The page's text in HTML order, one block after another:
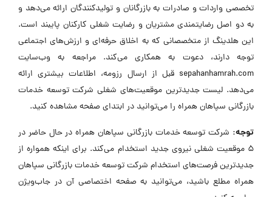
تخصصی واردات و صادرات به بازرگانان و تولیدکنندگان ارائه می‌دهد و
به دو اصل رضایتمندی مشتریان و رضایت شغلی کارکنان پایبند است.
این هلدینگ از متخصصانی که به اخلاق حرفه‌ای و ارزش‌های اجتماعی
توجه دارند، دعوت به همکاری می‌کند. مراجعه به وب‌سایت
sepahanhamrah.com قبل از ارسال رزومه، اطلاعات بیشتری ارائه
می‌دهد. لیست جدیدترین موقعیت‌های شغلی شرکت توسعه خدمات
بازرگانی سپاهان همراه را می‌توانید در ابتدای صفحه مشاهده کنید.
توجه: شرکت توسعه خدمات بازرگانی سپاهان همراه در حال حاضر در
۵ موقعیت شغلی نیروی جدید استخدام می‌کند. برای اینکه همواره از
جدیدترین فرصت‌های استخدام شرکت توسعه خدمات بازرگانی سپاهان
همراه مطلع باشید، می‌توانید به صفحه اختصاصی آن در جاب‌ویژن